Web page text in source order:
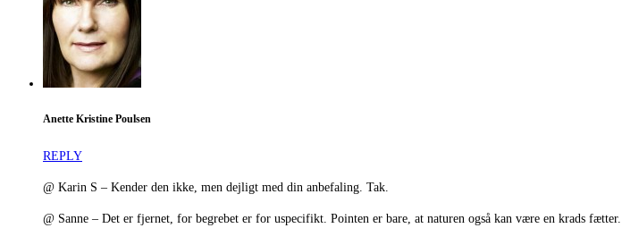
Anette Kristine Poulsen
REPLY
@ Karin S – Kender den ikke, men dejligt med din anbefaling. Tak.
@ Sanne – Det er fjernet, for begrebet er for uspecifikt. Pointen er bare, at naturen også kan være en krads fætter.